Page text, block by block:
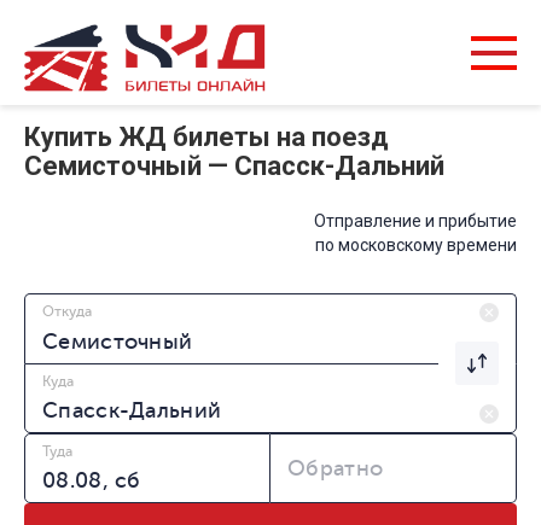
Купить ЖД билеты на поезд
Семисточный — Спасск-Дальний
Отправление и прибытие
по московскому времени
Откуда
Куда
Туда
Обратно